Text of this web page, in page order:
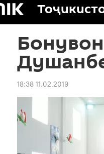
18:38 11.02.2019